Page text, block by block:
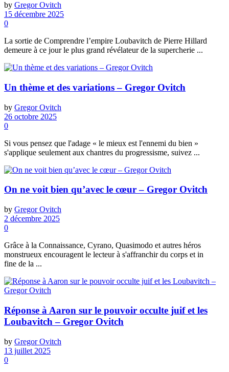
by Gregor Ovitch
15 décembre 2025
0
La sortie de Comprendre l’empire Loubavitch de Pierre Hillard
demeure à ce jour le plus grand révélateur de la supercherie ...
Un thème et des variations – Gregor Ovitch
by Gregor Ovitch
26 octobre 2025
0
Si vous pensez que l'adage « le mieux est l'ennemi du bien »
s'applique seulement aux chantres du progressisme, suivez ...
On ne voit bien qu’avec le cœur – Gregor Ovitch
by Gregor Ovitch
2 décembre 2025
0
Grâce à la Connaissance, Cyrano, Quasimodo et autres héros
monstrueux encouragent le lecteur à s'affranchir du corps et in
fine de la ...
Réponse à Aaron sur le pouvoir occulte juif et les
Loubavitch – Gregor Ovitch
by Gregor Ovitch
13 juillet 2025
0